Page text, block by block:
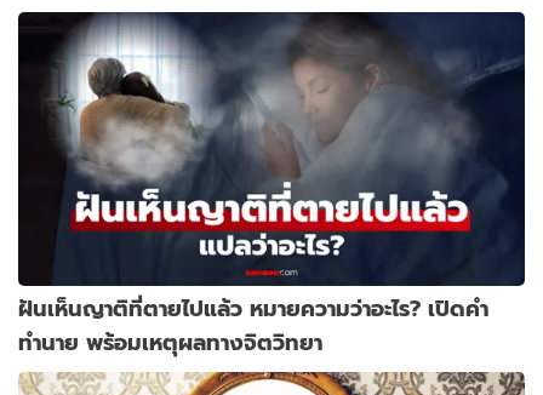
ฝันเห็นญาติที่ตายไปแล้ว หมายความว่าอะไร? เปิดคำ
ทำนาย พร้อมเหตุผลทางจิตวิทยา